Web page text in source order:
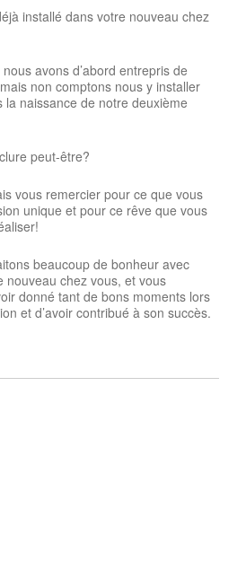
installé dans votre nouveau chez
avons d’abord entrepris de
non comptons nous y installer
naissance de notre deuxième
peut-être?
vous remercier pour ce que vous
unique et pour ce rêve que vous
beaucoup de bonheur avec
nouveau chez vous, et vous
donné tant de bons moments lors
et d’avoir contribué à son succès.